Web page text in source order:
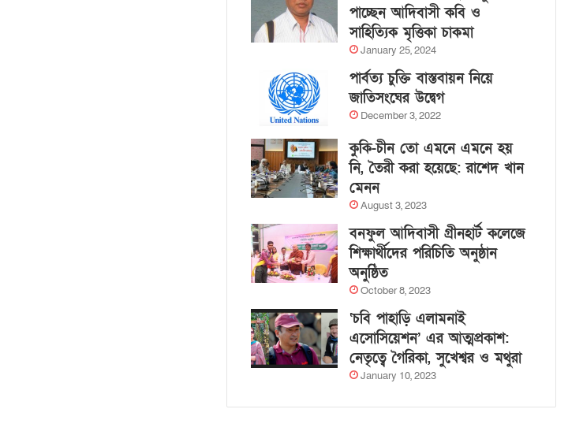
পাচ্ছেন আদিবাসী কবি ও
সাহিত্যিক মৃত্তিকা চাকমা
January 25, 2024
পার্বত্য চুক্তি বাস্তবায়ন নিয়ে
জাতিসংঘের উদ্বেগ
December 3, 2022
কুকি-চীন তো এমনে এমনে হয়
নি, তৈরী করা হয়েছে: রাশেদ খান
মেনন
August 3, 2023
বনফুল আদিবাসী গ্রীনহার্ট কলেজে
শিক্ষার্থীদের পরিচিতি অনুষ্ঠান
অনুষ্ঠিত
October 8, 2023
‘চবি পাহাড়ি এলামনাই
এসোসিয়েশন’ এর আত্মপ্রকাশ:
নেতৃত্বে গৈরিকা, সুখেশ্বর ও মথুরা
January 10, 2023